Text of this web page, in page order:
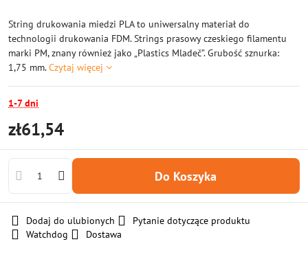
String drukowania miedzi PLA to uniwersalny materiał do
technologii drukowania FDM. Strings prasowy czeskiego filamentu
marki PM, znany również jako „Plastics Mladeč”. Grubość sznurka:
1,75 mm.Czytaj więcej
1-7 dni
zł61,54
Do Koszyka
Dodaj do ulubionych
Pytanie dotyczące produktu
Watchdog
Dostawa